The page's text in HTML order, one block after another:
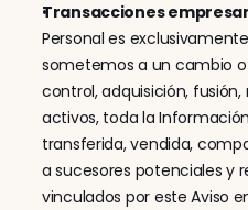
Transacciones
Personal es
sometemos a un cambio
control, adquisición,
activos, toda la
transferida, vendida,
a sucesores potenciales y
vinculados por este Aviso